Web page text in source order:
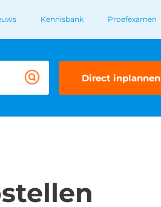
Kennisbank Proefexamen
Direct inplannen